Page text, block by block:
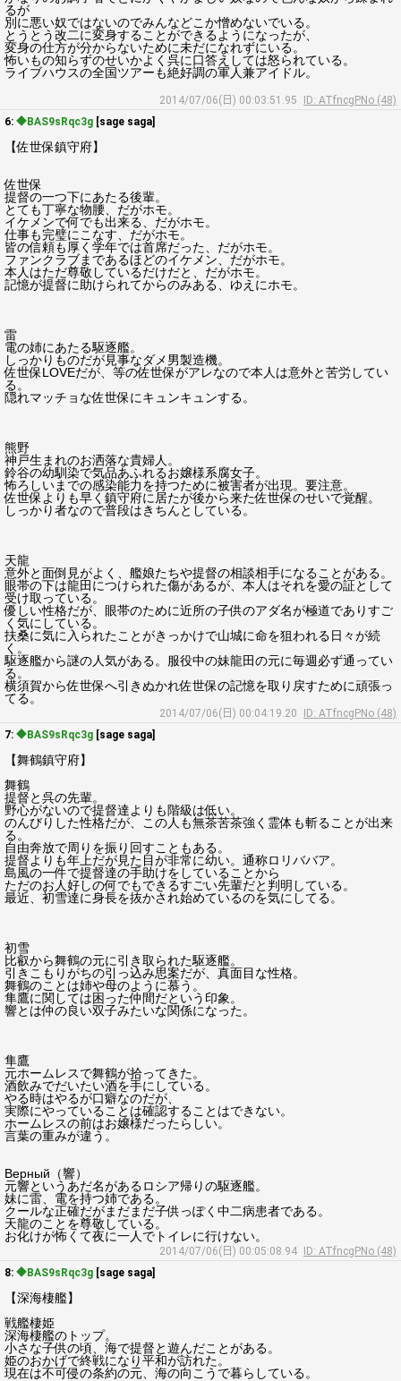
るが
別に悪い奴ではないのでみんなどこか憎めないでいる。
とうとう改二に変身することができるようになったが、
変身の仕方が分からないために未だになれずにいる。
怖いもの知らずのせいかよく呉に口答えしては怒られている。
ライブハウスの全国ツアーも絶好調の軍人兼アイドル。
2014/07/06(日) 00:03:51.95
ID: ATfncgPNo (48)
6: ◆BAS9sRqc3g [sage saga]
【佐世保鎮守府】
佐世保
提督の一つ下にあたる後輩。
とても丁寧な物腰、だがホモ。
イケメンで何でも出来る、だがホモ。
仕事も完璧にこなす、だがホモ。
皆の信頼も厚く学年では首席だった、だがホモ。
ファンクラブまであるほどのイケメン、だがホモ。
本人はただ尊敬しているだけだと、だがホモ。
記憶が提督に助けられてからのみある、ゆえにホモ。
雷
電の姉にあたる駆逐艦。
しっかりものだが見事なダメ男製造機。
佐世保LOVEだが、等の佐世保がアレなので本人は意外と苦労してい
る。
隠れマッチョな佐世保にキュンキュンする。
熊野
神戸生まれのお洒落な貴婦人。
鈴谷の幼馴染で気品あふれるお嬢様系腐女子。
怖ろしいまでの感染能力を持つために被害者が出現。要注意。
佐世保よりも早く鎮守府に居たが後から来た佐世保のせいで覚醒。
しっかり者なので普段はきちんとしている。
天龍
意外と面倒見がよく、艦娘たちや提督の相談相手になることがある。
眼帯の下は龍田につけられた傷があるが、本人はそれを愛の証として
受け取っている。
優しい性格だが、眼帯のために近所の子供のアダ名が極道でありすご
く気にしている。
扶桑に気に入られたことがきっかけで山城に命を狙われる日々が続
く。
駆逐艦から謎の人気がある。服役中の妹龍田の元に毎週必ず通ってい
る。
横須賀から佐世保へ引きぬかれ佐世保の記憶を取り戻すために頑張っ
てる。
2014/07/06(日) 00:04:19.20
ID: ATfncgPNo (48)
7: ◆BAS9sRqc3g [sage saga]
【舞鶴鎮守府】
舞鶴
提督と呉の先輩。
野心がないので提督達よりも階級は低い。
のんびりした性格だが、この人も無茶苦茶強く霊体も斬ることが出来
る。
自由奔放で周りを振り回すこともある。
提督よりも年上だが見た目が非常に幼い。通称ロリババア。
島風の一件で提督達の手助けをしていることから
ただのお人好しの何でもできるすごい先輩だと判明している。
最近、初雪達に身長を抜かされ始めているのを気にしてる。
初雪
比叡から舞鶴の元に引き取られた駆逐艦。
引きこもりがちの引っ込み思案だが、真面目な性格。
舞鶴のことは姉や母のように慕う。
隼鷹に関しては困った仲間だという印象。
響とは仲の良い双子みたいな関係になった。
隼鷹
元ホームレスで舞鶴が拾ってきた。
酒飲みでだいたい酒を手にしている。
やる時はやるが口癖なのだが、
実際にやっていることは確認することはできない。
ホームレスの前はお嬢様だったらしい。
言葉の重みが違う。
Верный（響）
元響というあだ名があるロシア帰りの駆逐艦。
妹に雷、電を持つ姉である。
クールな正確だがまだまだ子供っぽく中二病患者である。
天龍のことを尊敬している。
お化けが怖くて夜に一人でトイレに行けない。
2014/07/06(日) 00:05:08.94
ID: ATfncgPNo (48)
8: ◆BAS9sRqc3g [sage saga]
【深海棲艦】
戦艦棲姫
深海棲艦のトップ。
小さな子供の頃、海で提督と遊んだことがある。
姫のおかげで終戦になり平和が訪れた。
現在は不可侵の条約の元、海の向こうで暮らしている。